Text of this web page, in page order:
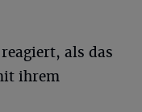
als das
ihrem